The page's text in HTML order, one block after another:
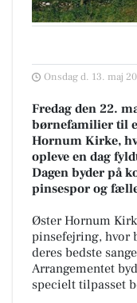
Onsdag d. 13. maj
Fredag den 22.
børnefamilier til
Hornum Kirke,
opleve en dag
Dagen byder på
pinsespor og
Øster Hornum
pinsefejring, hvor
deres bedste
Arrangementet
specielt tilpasset